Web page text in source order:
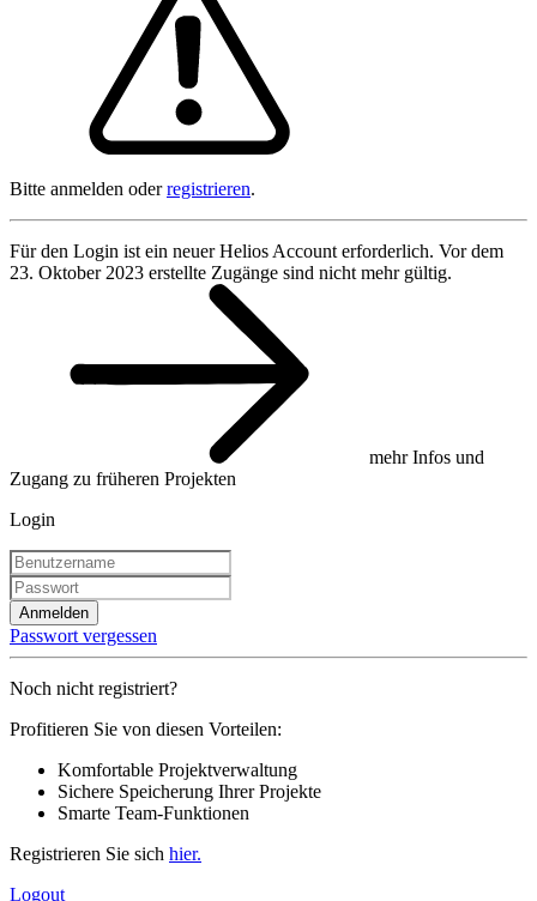
Bitte anmelden oderregistrieren.
Für den Login ist ein neuer Helios Account erforderlich. Vor dem
23. Oktober 2023 erstellte Zugänge sind nicht mehr gültig.
mehr Infos und
Zugang zu früheren Projekten
Login
Anmelden
Passwort vergessen
Noch nicht registriert?
Profitieren Sie von diesen Vorteilen:
Komfortable Projektverwaltung
Sichere Speicherung Ihrer Projekte
Smarte Team-Funktionen
Registrieren Sie sich hier.
Logout